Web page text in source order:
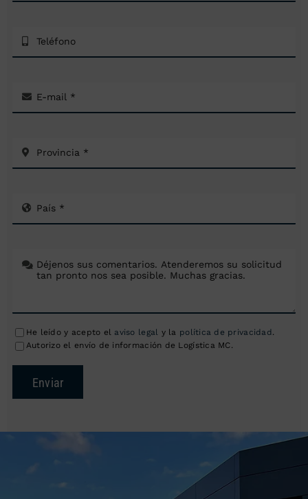
He leído y acepto el aviso legal y la política de privacidad.
Autorizo el envío de información de Logística MC.
Enviar